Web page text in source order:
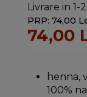
Livrare in 1-
PRP: 74,00
74,00
henna,
100%